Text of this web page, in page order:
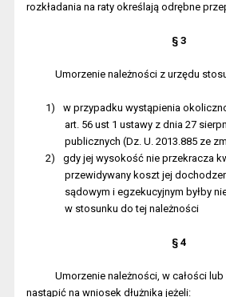
rozkładania na raty określają odrębne
§ 3
Umorzenie należności z urzędu
1)
w przypadku wystąpienia
art. 56 ust 1 ustawy z dnia 27
publicznych (Dz. U. 2013.885 ze
2)
gdy jej wysokość nie przekracza
przewidywany koszt jej
sądowym i egzekucyjnym byłby
w stosunku do tej należności
§ 4
Umorzenie należności, w całości
nastąpić na wniosek dłużnika jeżeli: